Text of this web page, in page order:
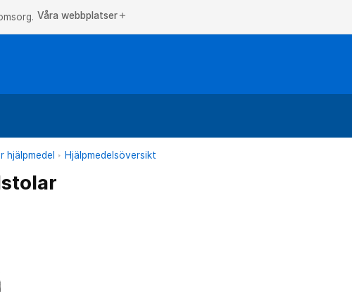
Våra webbplatser add
hjälpmedel Hjälpmedelsöversikt